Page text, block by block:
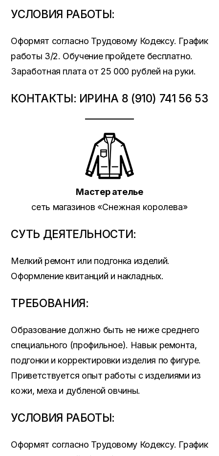
УСЛОВИЯ РАБОТЫ:
Оформят согласно Трудовому Кодексу. График
работы 3/2. Обучение пройдете бесплатно.
Заработная плата от 25 000 рублей на руки.
КОНТАКТЫ: ИРИНА 8 (910) 741 56 53
Мастер ателье
сеть магазинов «Снежная королева»
СУТЬ ДЕЯТЕЛЬНОСТИ:
Мелкий ремонт или подгонка изделий.
Оформление квитанций и накладных.
ТРЕБОВАНИЯ:
Образование должно быть не ниже среднего
специального (профильное). Навык ремонта,
подгонки и корректировки изделия по фигуре.
Приветствуется опыт работы с изделиями из
кожи, меха и дубленой овчины.
УСЛОВИЯ РАБОТЫ:
Оформят согласно Трудовому Кодексу. График